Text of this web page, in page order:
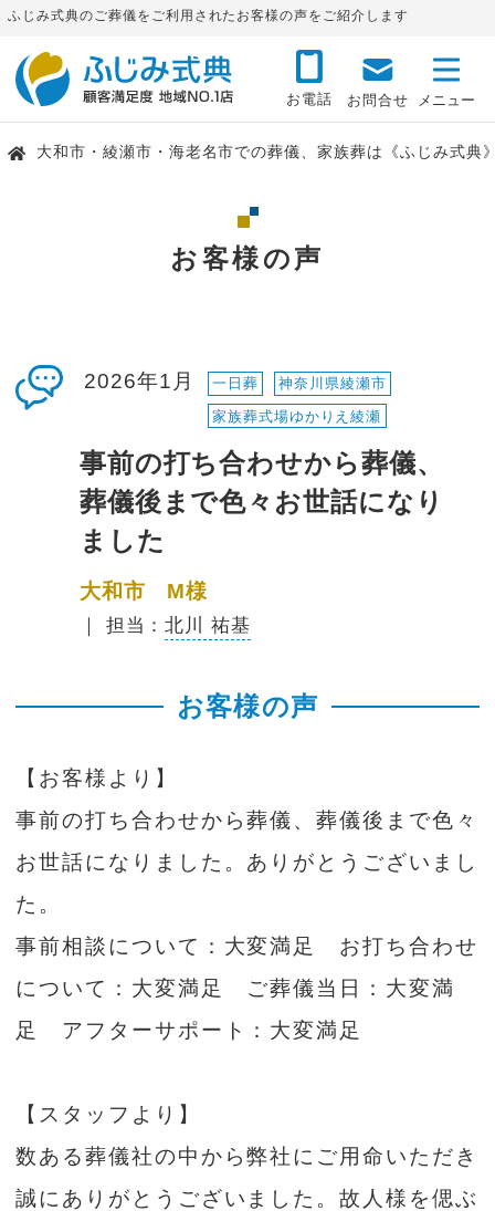
ふじみ式典のご葬儀をご利用されたお客様の声をご紹介します
お電話 お問合せ
大和市・綾瀬市・海老名市での葬儀、家族葬は《ふじみ式典
お客様の声
2026年1月 一日葬
神奈川県綾瀬市
家族葬式場ゆかりえ綾瀬
事前の打ち合わせから葬儀、
葬儀後まで色々お世話になり
ました
大和市 M様
｜ 担当：北川 祐基
お客様の声
【お客様より】
事前の打ち合わせから葬儀、葬儀後まで色々
お世話になりました。ありがとうございまし
た。
事前相談について：大変満足 お打ち合わせ
について：大変満足 ご葬儀当日：大変満
足 アフターサポート：大変満足
【スタッフより】
数ある葬儀社の中から弊社にご用命いただき
誠にありがとうございました。故人様を偲ぶ